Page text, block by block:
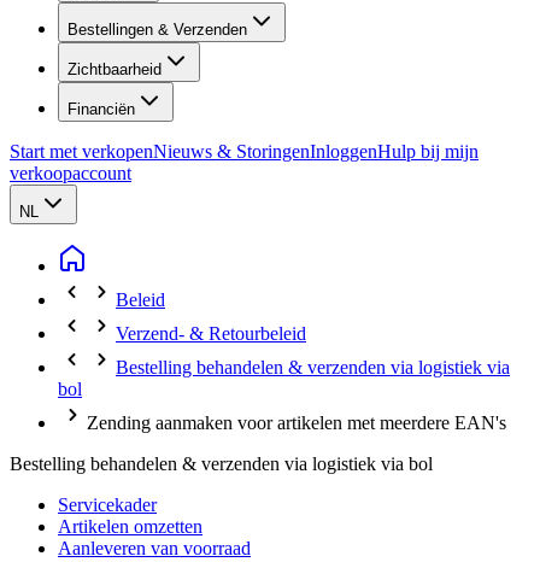
Bestellingen & Verzenden
Zichtbaarheid
Financiën
Start met verkopenNieuws & StoringenInloggenHulp bij mijn
verkoopaccount
NL
Beleid
Verzend- & Retourbeleid
Bestelling behandelen & verzenden via logistiek via
bol
Zending aanmaken voor artikelen met meerdere EAN's
Bestelling behandelen & verzenden via logistiek via bol
Servicekader
Artikelen omzetten
Aanleveren van voorraad